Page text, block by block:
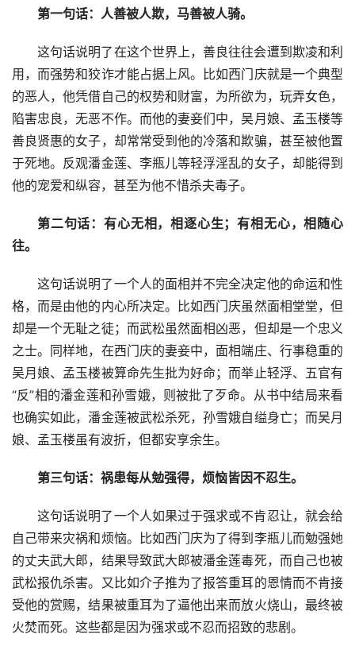
第一句话：人善被人欺，马善被人骑。
这句话说明了在这个世界上，善良往往会遭到欺凌和利
用，而强势和狡诈才能占据上风。比如西门庆就是一个典型
的恶人，他凭借自己的权势和财富，为所欲为，玩弄女色，
陷害忠良，无恶不作。而他的妻妾们中，吴月娘、孟玉楼等
善良贤惠的女子，却常常受到他的冷落和欺骗，甚至被他置
于死地。反观潘金莲、李瓶儿等轻浮淫乱的女子，却能得到
他的宠爱和纵容，甚至为他不惜杀夫毒子。
第二句话：有心无相，相逐心生；有相无心，相随心
往。
这句话说明了一个人的面相并不完全决定他的命运和性
格，而是由他的内心所决定。比如西门庆虽然面相堂堂，但
却是一个无耻之徒；而武松虽然面相凶恶，但却是一个忠义
之士。同样地，在西门庆的妻妾中，面相端庄、行事稳重的
吴月娘、孟玉楼被算命先生批为好命；而举止轻浮、五官有
“反”相的潘金莲和孙雪娥，则被批了歹命。从书中结局来看
也确实如此，潘金莲被武松杀死，孙雪娥自缢身亡；而吴月
娘、孟玉楼虽有波折，但都安享余生。
第三句话：祸患每从勉强得，烦恼皆因不忍生。
这句话说明了一个人如果过于强求或不肯忍让，就会给
自己带来灾祸和烦恼。比如西门庆为了得到李瓶儿而勉强她
的丈夫武大郎，结果导致武大郎被潘金莲毒死，而自己也被
武松报仇杀害。又比如介子推为了报答重耳的恩情而不肯接
受他的赏赐，结果被重耳为了逼他出来而放火烧山，最终被
火焚而死。这些都是因为强求或不忍而招致的悲剧。